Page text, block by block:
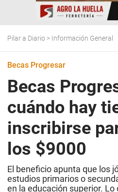
Pilar a Diario > Información General
Becas Progresar
Becas
cuándo hay
inscribirse
los $9000
El beneficio apunta que los
estudios primarios o
en la educación superior. Lo